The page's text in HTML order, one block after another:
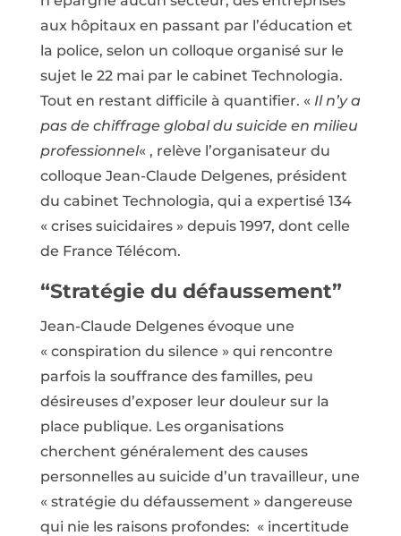
aux hôpitaux en passant par l’éducation et
la police, selon un colloque organisé sur le
sujet le 22 mai par le cabinet Technologia.
Tout en restant difficile à quantifier. « Il n’y a
pas de chiffrage global du suicide en milieu
professionnel« , relève l’organisateur du
colloque Jean-Claude Delgenes, président
du cabinet Technologia, qui a expertisé 134
« crises suicidaires » depuis 1997, dont celle
de France Télécom.
“Stratégie du défaussement”
Jean-Claude Delgenes évoque une
« conspiration du silence » qui rencontre
parfois la souffrance des familles, peu
désireuses d’exposer leur douleur sur la
place publique. Les organisations
cherchent généralement des causes
personnelles au suicide d’un travailleur, une
« stratégie du défaussement » dangereuse
qui nie les raisons profondes: « incertitude